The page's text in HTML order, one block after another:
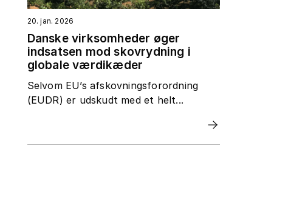
20. jan. 2026
Danske virksomheder øger
indsatsen mod skovrydning i
globale værdikæder
Selvom EU’s afskovningsforordning
(EUDR) er udskudt med et helt...